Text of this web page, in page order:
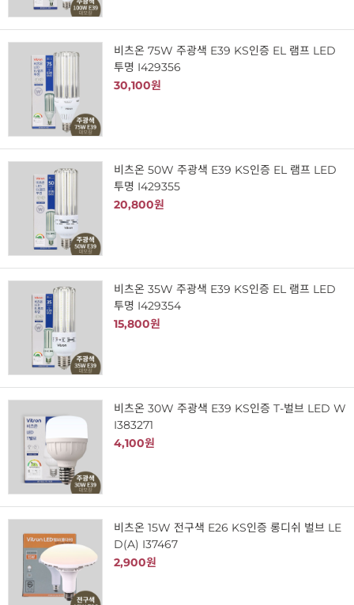
비츠온 75W 주광색 E39 KS인증 EL 램프 LED
투명 I429356
30,100원
비츠온 50W 주광색 E39 KS인증 EL 램프 LED
투명 I429355
20,800원
비츠온 35W 주광색 E39 KS인증 EL 램프 LED
투명 I429354
15,800원
비츠온 30W 주광색 E39 KS인증 T-벌브 LED W
I383271
4,100원
비츠온 15W 전구색 E26 KS인증 롱디쉬 벌브 LE
D(A) I37467
2,900원